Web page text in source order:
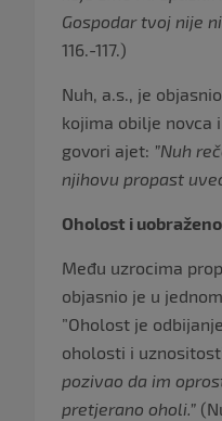
Gospodar tvoj nije
116.-117.)
Nuh, a.s., je
kojima obilje novca
govori ajet: ”Nuh
njihovu propast
Oholost i
Među uzrocima
objasnio je u
”Oholost je
oholosti i
pozivao da im
pretjerano oholi.”